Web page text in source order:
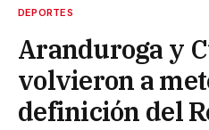
DEPORTES
Aranduroga y
volvieron a
definición del